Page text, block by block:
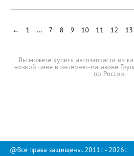
← 1 ... 7 8 9 10 11 12 13
Вы можете купить автозапчасти из
низкой цене в интернет-магазине
по России.
@Все права защищены. 2011г. - 2026г.